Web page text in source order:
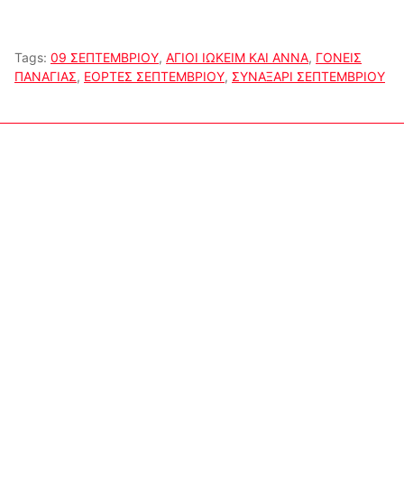
Tags: 09 ΣΕΠΤΕΜΒΡΙΟΥ, ΑΓΙΟΙ ΙΩΚΕΙΜ ΚΑΙ ΑΝΝΑ, ΓΟΝΕΙΣ
ΠΑΝΑΓΙΑΣ, ΕΟΡΤΕΣ ΣΕΠΤΕΜΒΡΙΟΥ, ΣΥΝΑΞΑΡΙ ΣΕΠΤΕΜΒΡΙΟΥ